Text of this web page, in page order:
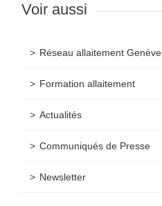
Voir aussi
Réseau allaitement Genève
Formation allaitement
Actualités
Communiqués de Presse
Newsletter